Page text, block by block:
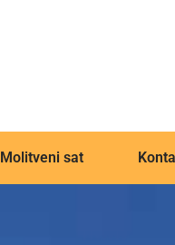
Molitveni sat